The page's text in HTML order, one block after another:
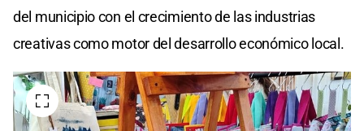
del municipio con el crecimiento de las industrias
creativas como motor del desarrollo económico local.